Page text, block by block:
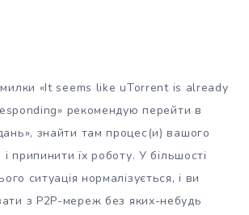
«It seems like uTorrent is already
рекомендую перейти в
знайти там процес(и) вашого
припинити їх роботу. У більшості
ситуація нормалізується, і ви
з P2P-мереж без яких-небудь